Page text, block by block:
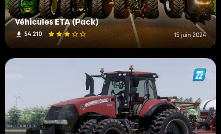
Véhicules ETA (Pack)
54 210 15 juin 2024